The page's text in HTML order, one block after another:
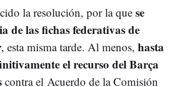
la resolución, por la que se
de las fichas federativas de
, esta misma tarde. Al menos, hasta
el recurso del Barça
contra el Acuerdo de la Comisión